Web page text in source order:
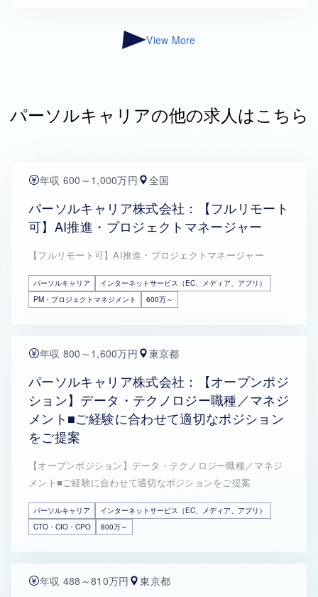
View More
パーソルキャリアの他の求人はこちら
年収 600～1,000万円 全国
パーソルキャリア株式会社：【フルリモート
可】AI推進・プロジェクトマネージャー
【フルリモート可】AI推進・プロジェクトマネージャー
パーソルキャリア
インターネットサービス（EC、メディア、アプリ）
PM・プロジェクトマネジメント
600万～
年収 800～1,600万円 東京都
パーソルキャリア株式会社：【オープンポジ
ション】データ・テクノロジー職種／マネジ
メント■ご経験に合わせて適切なポジション
をご提案
【オープンポジション】データ・テクノロジー職種／マネジ
メント■ご経験に合わせて適切なポジションをご提案
パーソルキャリア
インターネットサービス（EC、メディア、アプリ）
CTO・CIO・CPO
800万～
年収 488～810万円 東京都